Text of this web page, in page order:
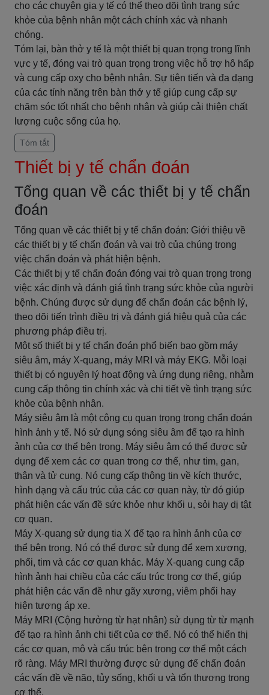
cho các chuyên gia y tế có thể theo dõi tình trạng sức
khỏe của bệnh nhân một cách chính xác và nhanh
chóng.
Tóm lại, bàn thở y tế là một thiết bị quan trọng trong lĩnh
vực y tế, đóng vai trò quan trọng trong việc hỗ trợ hô hấp
và cung cấp oxy cho bệnh nhân. Sự tiên tiến và đa dạng
của các tính năng trên bàn thở y tế giúp cung cấp sự
chăm sóc tốt nhất cho bệnh nhân và giúp cải thiện chất
lượng cuộc sống của họ.
Tóm tắt
Thiết bị y tế chẩn đoán
Tổng quan về các thiết bị y tế chẩn
đoán
Tổng quan về các thiết bị y tế chẩn đoán: Giới thiệu về
các thiết bị y tế chẩn đoán và vai trò của chúng trong
việc chẩn đoán và phát hiện bệnh.
Các thiết bị y tế chẩn đoán đóng vai trò quan trọng trong
việc xác định và đánh giá tình trạng sức khỏe của người
bệnh. Chúng được sử dụng để chẩn đoán các bệnh lý,
theo dõi tiến trình điều trị và đánh giá hiệu quả của các
phương pháp điều trị.
Một số thiết bị y tế chẩn đoán phổ biến bao gồm máy
siêu âm, máy X-quang, máy MRI và máy EKG. Mỗi loại
thiết bị có nguyên lý hoạt động và ứng dụng riêng, nhằm
cung cấp thông tin chính xác và chi tiết về tình trạng sức
khỏe của bệnh nhân.
Máy siêu âm là một công cụ quan trọng trong chẩn đoán
hình ảnh y tế. Nó sử dụng sóng siêu âm để tạo ra hình
ảnh của cơ thể bên trong. Máy siêu âm có thể được sử
dụng để xem các cơ quan trong cơ thể, như tim, gan,
thận và tử cung. Nó cung cấp thông tin về kích thước,
hình dạng và cấu trúc của các cơ quan này, từ đó giúp
phát hiện các vấn đề sức khỏe như khối u, sỏi hay dị tật
cơ quan.
Máy X-quang sử dụng tia X để tạo ra hình ảnh của cơ
thể bên trong. Nó có thể được sử dụng để xem xương,
phổi, tim và các cơ quan khác. Máy X-quang cung cấp
hình ảnh hai chiều của các cấu trúc trong cơ thể, giúp
phát hiện các vấn đề như gãy xương, viêm phổi hay
hiện tượng áp xe.
Máy MRI (Cộng hưởng từ hạt nhân) sử dụng từ từ mạnh
để tạo ra hình ảnh chi tiết của cơ thể. Nó có thể hiển thị
các cơ quan, mô và cấu trúc bên trong cơ thể một cách
rõ ràng. Máy MRI thường được sử dụng để chẩn đoán
các vấn đề về não, tủy sống, khối u và tổn thương trong
cơ thể.